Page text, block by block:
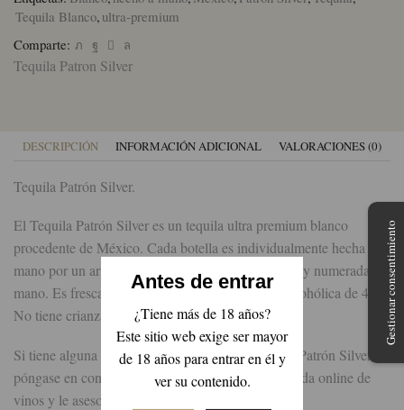
Antes de entrar
¿Tiene más de 18 años?
Este sitio web exige ser mayor
de 18 años para entrar en él y
ver su contenido.
Tequila Blanco, ultra-premium
Comparte:
Tequila Patron Silver
DESCRIPCIÓN INFORMACIÓN ADICIONAL VALORACIONES (0)
Tequila Patrón Silver.
El Tequila Patrón Silver es un tequila ultra premium blanco
procedente de México. Cada botella es individualmente hecha a
mano por un artesano de vidrio en vidrio reciclado y numerada a
mano. Es fresca y dulce. Tiene una graduación alcohólica de 40°.
No tiene crianza en madera.
Si tiene alguna duda a la hora de comprar Tequila Patrón Silver,
póngase en contacto con el sumiller de nuestra tienda online de
vinos y le asesorará sin compromiso.
Gestionar consentimiento